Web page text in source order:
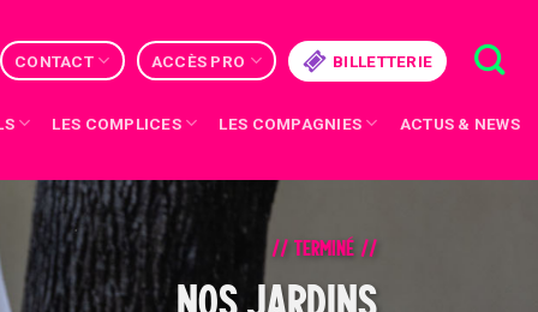
CONTACT ACCÈS PRO BILLETTERIE
LES COMPLICES LES COMPAGNIES ACTUS & NEWS
COMPAGNIE IÉTO